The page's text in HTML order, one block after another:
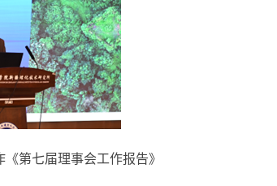
第七届理事会工作报告》